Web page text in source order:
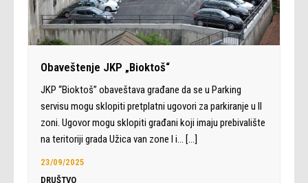
Obaveštenje JKP „Bioktoš“
JKP “Bioktoš” obaveštava građane da se u Parking
servisu mogu sklopiti pretplatni ugovori za parkiranje u II
zoni. Ugovor mogu sklopiti građani koji imaju prebivalište
na teritoriji grada Užica van zone I i… […]
23/09/2025
DRUŠTVO